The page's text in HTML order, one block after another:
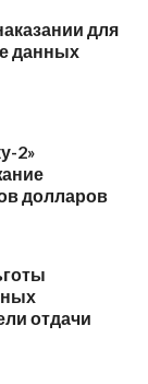
для
данных
2»
долларов
отдачи